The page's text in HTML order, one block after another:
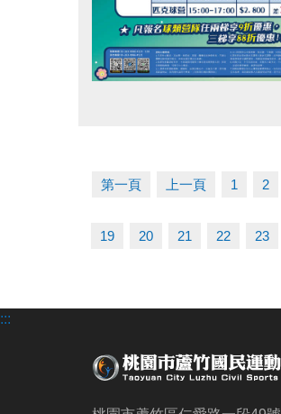
第一頁 上一頁 1 2
19 20 21 22 23
:::